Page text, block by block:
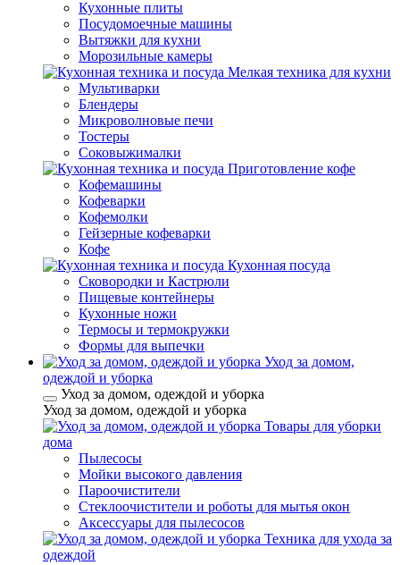
Кухонные плиты
Посудомоечные машины
Вытяжки для кухни
Морозильные камеры
Мелкая техника для кухни
Мультиварки
Блендеры
Микроволновые печи
Тостеры
Соковыжималки
Приготовление кофе
Кофемашины
Кофеварки
Кофемолки
Гейзерные кофеварки
Кофе
Кухонная посуда
Сковородки и Кастрюли
Пищевые контейнеры
Кухонные ножи
Термосы и термокружки
Формы для выпечки
Уход за домом,
одеждой и уборка
Уход за домом, одеждой и уборка
Уход за домом, одеждой и уборка
Товары для уборки
дома
Пылесосы
Мойки высокого давления
Пароочистители
Стеклоочистители и роботы для мытья окон
Аксессуары для пылесосов
Техника для ухода за
одеждой